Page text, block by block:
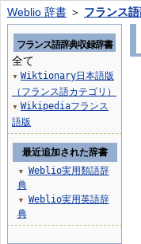
Weblio 辞書 ＞ フランス
フランス語辞典収録辞書
全て
▼ Wiktionary日本語版
（フランス語カテゴリ）
▼ Wikipediaフランス
語版
最近追加された辞書
▼
Weblio実用類語辞
典
▼
Weblio実用英語辞
典